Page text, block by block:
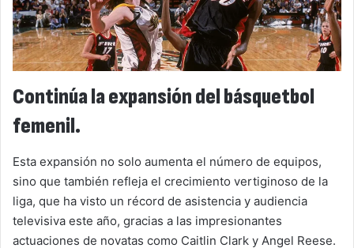
Continúa la expansión del básquetbol
femenil.
Esta expansión no solo aumenta el número de equipos,
sino que también refleja el crecimiento vertiginoso de la
liga, que ha visto un récord de asistencia y audiencia
televisiva este año, gracias a las impresionantes
actuaciones de novatas como Caitlin Clark y Angel Reese.